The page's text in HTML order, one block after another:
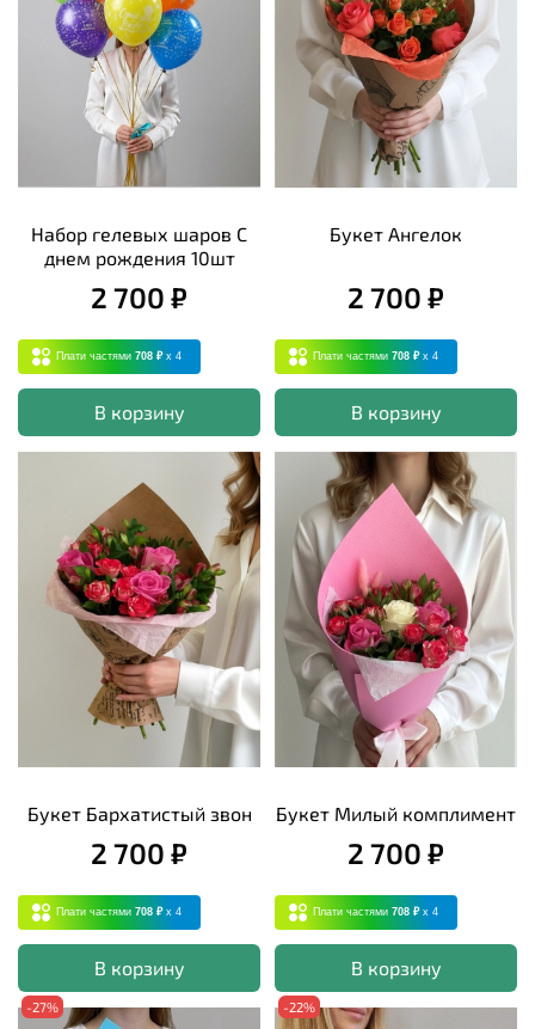
Набор гелевых шаров С
днем рождения 10шт
2 700 ₽
Плати частями 708 ₽ x 4
В корзину
Букет Ангелок
2 700 ₽
Плати частями 708 ₽ x 4
В корзину
Букет Бархатистый звон
2 700 ₽
Плати частями 708 ₽ x 4
В корзину
Букет Милый комплимент
2 700 ₽
Плати частями 708 ₽ x 4
В корзину
-27% -22%